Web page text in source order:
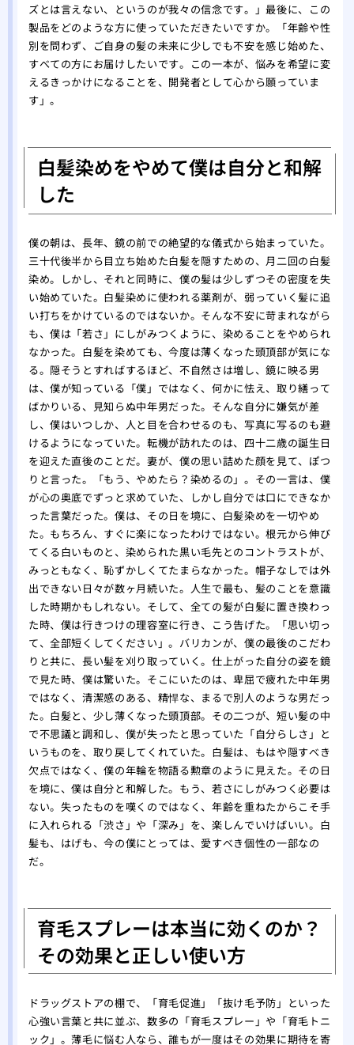
ズとは言えない、というのが我々の信念です。」最後に、この
製品をどのような方に使っていただきたいですか。「年齢や性
別を問わず、ご自身の髪の未来に少しでも不安を感じ始めた、
すべての方にお届けしたいです。この一本が、悩みを希望に変
えるきっかけになることを、開発者として心から願っていま
す」。
白髪染めをやめて僕は自分と和解
した
僕の朝は、長年、鏡の前での絶望的な儀式から始まっていた。
三十代後半から目立ち始めた白髪を隠すための、月二回の白髪
染め。しかし、それと同時に、僕の髪は少しずつその密度を失
い始めていた。白髪染めに使われる薬剤が、弱っていく髪に追
い打ちをかけているのではないか。そんな不安に苛まれながら
も、僕は「若さ」にしがみつくように、染めることをやめられ
なかった。白髪を染めても、今度は薄くなった頭頂部が気にな
る。隠そうとすればするほど、不自然さは増し、鏡に映る男
は、僕が知っている「僕」ではなく、何かに怯え、取り繕って
ばかりいる、見知らぬ中年男だった。そんな自分に嫌気が差
し、僕はいつしか、人と目を合わせるのも、写真に写るのも避
けるようになっていた。転機が訪れたのは、四十二歳の誕生日
を迎えた直後のことだ。妻が、僕の思い詰めた顔を見て、ぽつ
りと言った。「もう、やめたら？染めるの」。その一言は、僕
が心の奥底でずっと求めていた、しかし自分では口にできなか
った言葉だった。僕は、その日を境に、白髪染めを一切やめ
た。もちろん、すぐに楽になったわけではない。根元から伸び
てくる白いものと、染められた黒い毛先とのコントラストが、
みっともなく、恥ずかしくてたまらなかった。帽子なしでは外
出できない日々が数ヶ月続いた。人生で最も、髪のことを意識
した時期かもしれない。そして、全ての髪が白髪に置き換わっ
た時、僕は行きつけの理容室に行き、こう告げた。「思い切っ
て、全部短くしてください」。バリカンが、僕の最後のこだわ
りと共に、長い髪を刈り取っていく。仕上がった自分の姿を鏡
で見た時、僕は驚いた。そこにいたのは、卑屈で疲れた中年男
ではなく、清潔感のある、精悍な、まるで別人のような男だっ
た。白髪と、少し薄くなった頭頂部。その二つが、短い髪の中
で不思議と調和し、僕が失ったと思っていた「自分らしさ」と
いうものを、取り戻してくれていた。白髪は、もはや隠すべき
欠点ではなく、僕の年輪を物語る勲章のように見えた。その日
を境に、僕は自分と和解した。もう、若さにしがみつく必要は
ない。失ったものを嘆くのではなく、年齢を重ねたからこそ手
に入れられる「渋さ」や「深み」を、楽しんでいけばいい。白
髪も、はげも、今の僕にとっては、愛すべき個性の一部なの
だ。
育毛スプレーは本当に効くのか？
その効果と正しい使い方
ドラッグストアの棚で、「育毛促進」「抜け毛予防」といった
心強い言葉と共に並ぶ、数多の「育毛スプレー」や「育毛トニ
ック」。薄毛に悩む人なら、誰もが一度はその効果に期待を寄